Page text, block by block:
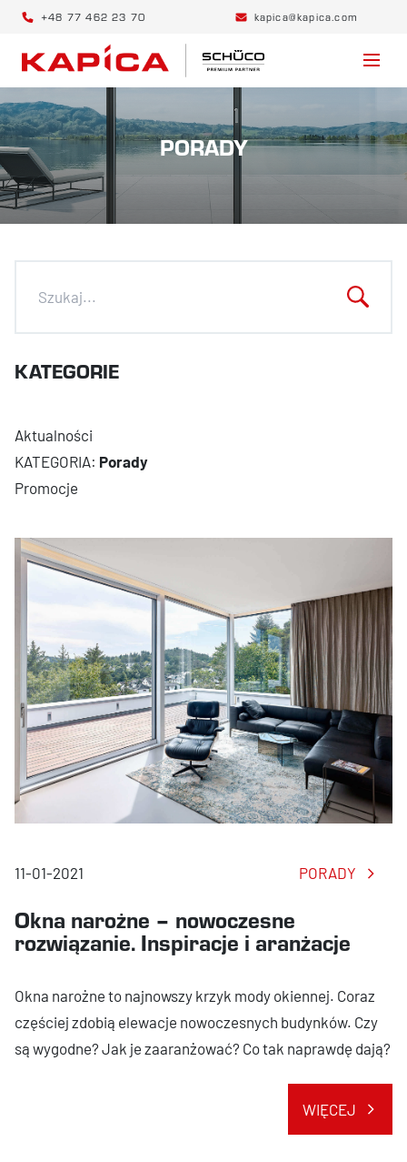
+48 77 462 23 70 kapica@kapica.com
PORADY
11-01-2021 PORADY
Okna narożne – nowoczesne
rozwiązanie. Inspiracje i aranżacje
Okna narożne to najnowszy krzyk mody okiennej. Coraz
częściej zdobią elewacje nowoczesnych budynków. Czy
są wygodne? Jak je zaaranżować? Co tak naprawdę dają?
WIĘCEJ
KATEGORIE
Aktualności
Porady
Promocje